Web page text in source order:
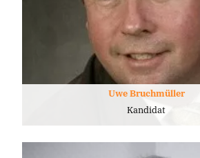
Uwe Bruchmüller
Kandidat